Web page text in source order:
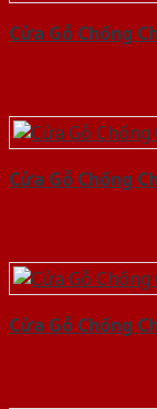
Cửa Gỗ Chống
Cửa Gỗ Chống
Cửa Gỗ Chống